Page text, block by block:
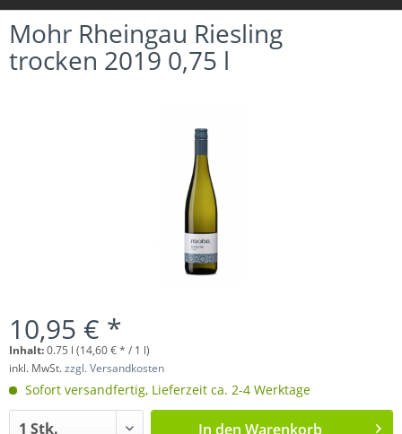
Mohr Rheingau Riesling
trocken 2019 0,75 l
10,95 € *
Inhalt:0.75 l (14,60 € * / 1 l)
inkl. MwSt.zzgl. Versandkosten
Sofort versandfertig, Lieferzeit ca. 2-4 Werktage
In den Warenkorb